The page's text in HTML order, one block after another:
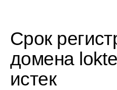
Срок
домена
истек